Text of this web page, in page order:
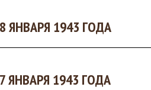
ЯНВАРЯ 1943 ГОДА
ЯНВАРЯ 1943 ГОДА